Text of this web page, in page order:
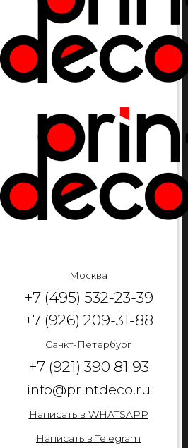
Москва
+7 (495) 532-23-39
+7 (926) 209-31-88
Санкт-Петербург
+7 (921) 390 81 93
info@printdeco.ru
Написать в WHATSAPP
Написать в Telegram